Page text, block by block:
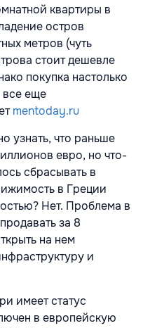
квартиры в
остров
метров (чуть
стоит дешевле
покупка настолько
еще
mentoday.ru
узнать, что раньше
евро, но что-
сбрасывать в
в Греции
Нет. Проблема в
за 8
на нем
и
имеет статус
в европейскую